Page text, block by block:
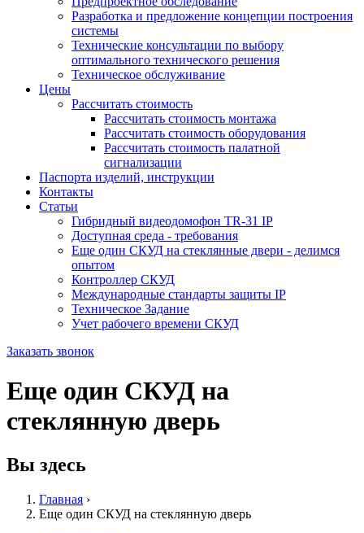
Разработка и предложение концепции построения
системы
Технические консультации по выбору
оптимального технического решения
Техническое обслуживание
Цены
Рассчитать стоимость
Рассчитать стоимость монтажа
Рассчитать стоимость оборудования
Рассчитать стоимость палатной
сигнализации
Паспорта изделий, инструкции
Контакты
Статьи
Гибридный видеодомофон TR-31 IP
Доступная среда - требования
Еще один СКУД на стеклянные двери - делимся
опытом
Контроллер СКУД
Международные стандарты защиты IP
Техническое Задание
Учет рабочего времени СКУД
Заказать звонок
Еще один СКУД на
стеклянную дверь
Вы здесь
Главная ›
Еще один СКУД на стеклянную дверь